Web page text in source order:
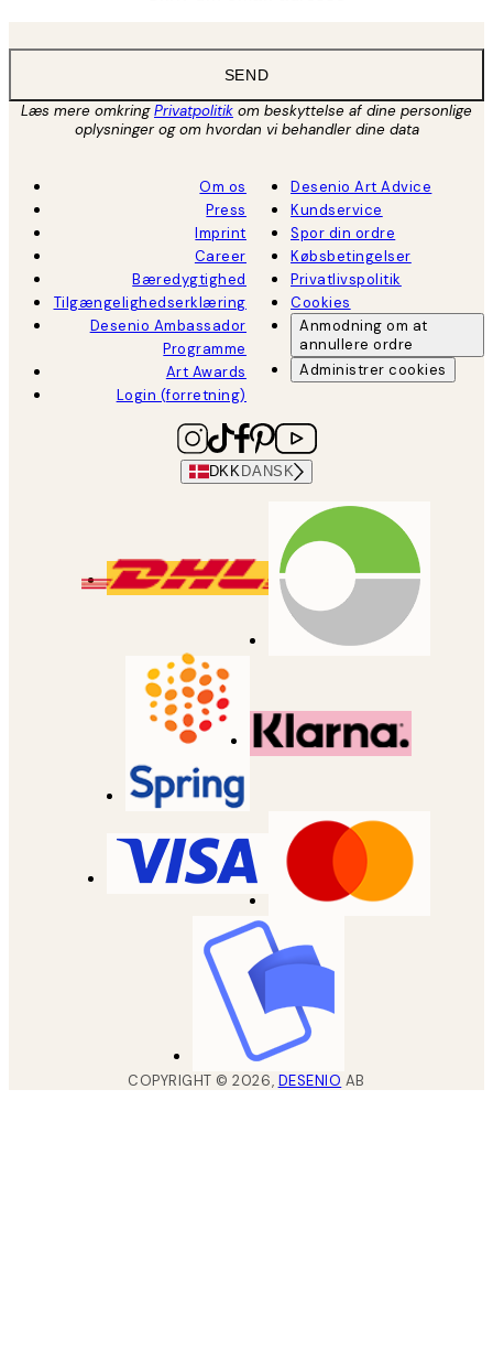
SEND
Læs mere omkringPrivatpolitik om beskyttelse af dine personlige
oplysninger og om hvordan vi behandler dine data
Om os
Press
Imprint
Career
Bæredygtighed
Tilgængelighedserklæring
Desenio Ambassador
Programme
Art Awards
Login (forretning)
Desenio Art Advice
Kundservice
Spor din ordre
Købsbetingelser
Privatlivspolitik
Cookies
Anmodning om at
annullere ordre
Administrer cookies
DKK DANSK
COPYRIGHT ©2026, DESENIO AB